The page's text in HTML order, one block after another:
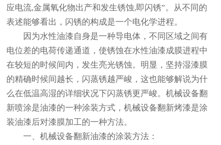
应电流,金属氧化物出产和发生锈蚀,即闪锈”。从不同的
表述能够看出，闪锈的构成是一个电化学进程。
因为水性油漆自身是一种导电体，不同区域之间有
电位差的电荷传递通道，使锈蚀在水性油漆成膜进程中
在较短的时候间内，发生亮光锈蚀。明显，坚持湿漆膜
的精确时候间越长，闪蒸锈越严峻，这也能够解说为什
么在低温高湿的详细状况下闪蒸锈更严峻。机械设备翻
新喷涂是油漆的一种涂装方式，机械设备翻新烤漆是涂
装油漆后对漆膜加工的一种方法。
一、机械设备翻新油漆的涂装方法：